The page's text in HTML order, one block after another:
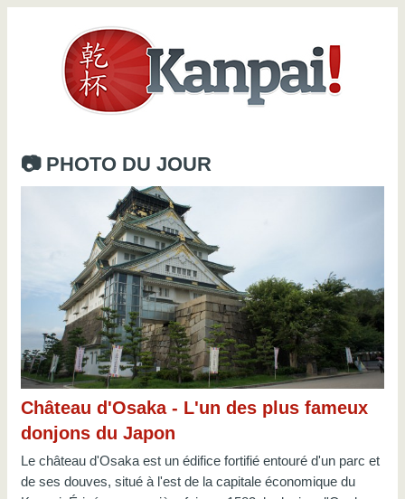
📷 PHOTO DU JOUR
Château d'Osaka - L'un des plus fameux
donjons du Japon
Le château d'Osaka est un édifice fortifié entouré d'un parc et
de ses douves, situé à l'est de la capitale économique du